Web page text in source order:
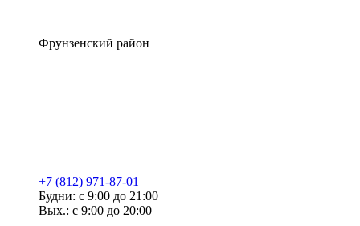
Фрунзенский район
+7 (812) 971-87-01
Будни: с 9:00 до 21:00
Вых.: с 9:00 до 20:00